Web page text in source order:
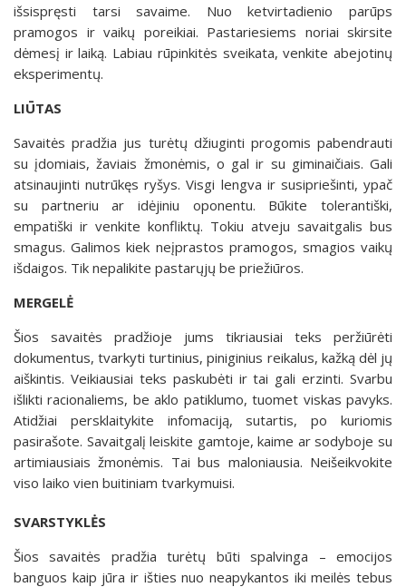
išsispręsti tarsi savaime. Nuo ketvirtadienio parūps
pramogos ir vaikų poreikiai. Pastariesiems noriai skirsite
dėmesį ir laiką. Labiau rūpinkitės sveikata, venkite abejotinų
eksperimentų.
LIŪTAS
Savaitės pradžia jus turėtų džiuginti progomis pabendrauti
su įdomiais, žaviais žmonėmis, o gal ir su giminaičiais. Gali
atsinaujinti nutrūkęs ryšys. Visgi lengva ir susipriešinti, ypač
su partneriu ar idėjiniu oponentu. Būkite tolerantiški,
empatiški ir venkite konfliktų. Tokiu atveju savaitgalis bus
smagus. Galimos kiek neįprastos pramogos, smagios vaikų
išdaigos. Tik nepalikite pastarųjų be priežiūros.
MERGELĖ
Šios savaitės pradžioje jums tikriausiai teks peržiūrėti
dokumentus, tvarkyti turtinius, piniginius reikalus, kažką dėl jų
aiškintis. Veikiausiai teks paskubėti ir tai gali erzinti. Svarbu
išlikti racionaliems, be aklo patiklumo, tuomet viskas pavyks.
Atidžiai persklaitykite infomaciją, sutartis, po kuriomis
pasirašote. Savaitgalį leiskite gamtoje, kaime ar sodyboje su
artimiausiais žmonėmis. Tai bus maloniausia. Neišeikvokite
viso laiko vien buitiniam tvarkymuisi.
SVARSTYKLĖS
Šios savaitės pradžia turėtų būti spalvinga – emocijos
banguos kaip jūra ir išties nuo neapykantos iki meilės tebus